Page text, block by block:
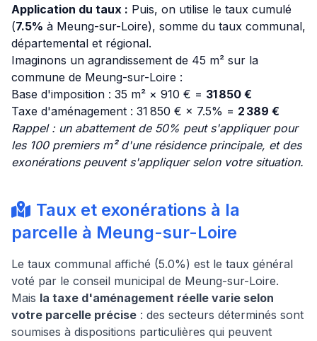
Application du taux : Puis, on utilise le taux cumulé
(7.5% à Meung-sur-Loire), somme du taux communal,
départemental et régional.
Imaginons un agrandissement de 45 m² sur la
commune de Meung-sur-Loire :
Base d'imposition : 35 m² × 910 € = 31 850 €
Taxe d'aménagement : 31 850 € × 7.5% = 2 389 €
Rappel : un abattement de 50% peut s'appliquer pour
les 100 premiers m² d'une résidence principale, et des
exonérations peuvent s'appliquer selon votre situation.
Taux et exonérations à la
parcelle à Meung-sur-Loire
Le taux communal affiché (5.0%) est le taux général
voté par le conseil municipal de Meung-sur-Loire.
Mais la taxe d'aménagement réelle varie selon
votre parcelle précise : des secteurs déterminés sont
soumises à dispositions particulières qui peuvent